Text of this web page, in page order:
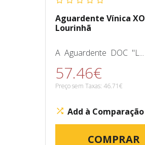
Aguardente Vínica XO
Lourinhã
A Aguardente DOC "L...
57.46€
Preço sem Taxas: 46.71€
Add à Comparação
COMPRAR